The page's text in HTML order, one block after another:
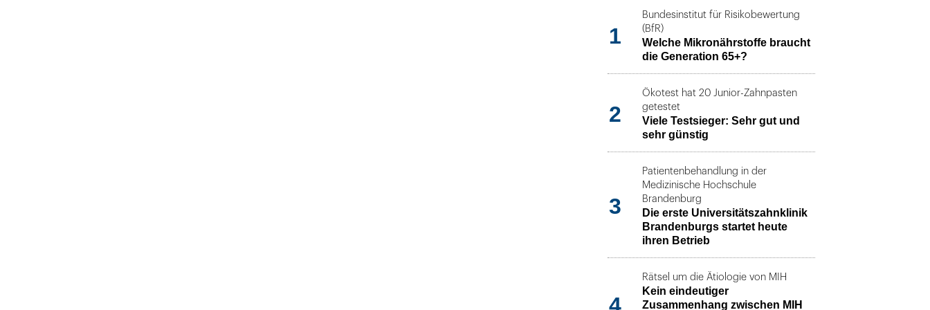
1
Bundesinstitut für Risikobewertung
(BfR)
Welche Mikronährstoffe braucht
die Generation 65+?
2
Ökotest hat 20 Junior-Zahnpasten
getestet
Viele Testsieger: Sehr gut und
sehr günstig
3
Patientenbehandlung in der
Medizinische Hochschule
Brandenburg
Die erste Universitätszahnklinik
Brandenburgs startet heute
ihren Betrieb
4
Rätsel um die Ätiologie von MIH
Kein eindeutiger
Zusammenhang zwischen MIH